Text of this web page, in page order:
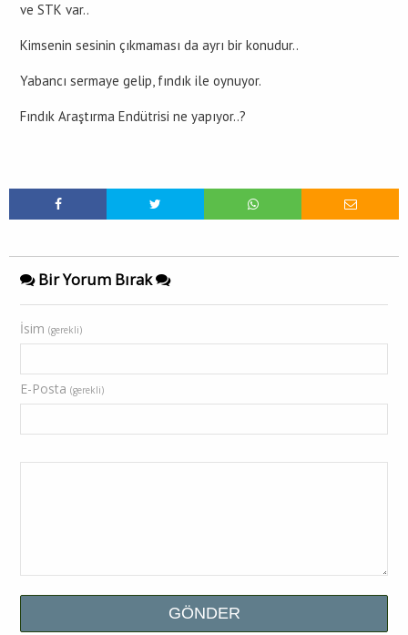
ve STK var..
Kimsenin sesinin çıkmaması da ayrı bir konudur..
Yabancı sermaye gelip, fındık ile oynuyor.
Fındık Araştırma Endütrisi ne yapıyor..?
Bir Yorum Bırak
İsim (gerekli)
E-Posta (gerekli)